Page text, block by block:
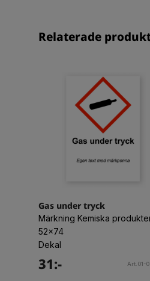
Relaterade
Gas under tryck
Märkning Kemiska
52x74
Dekal
31:- Art.01-